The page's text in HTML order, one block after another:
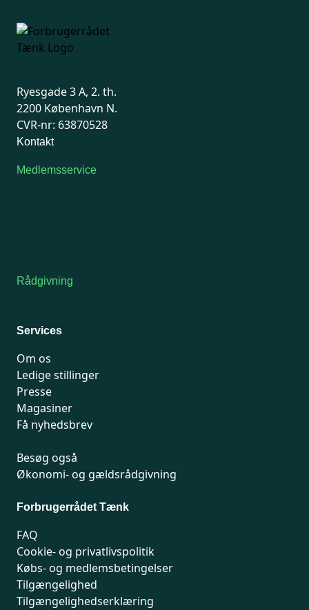
Ryesgade 3 A, 2. th.
2200 København N.
CVR-nr: 63870528
Kontakt
Medlemsservice
Rådgivning
Services
Om os
Ledige stillinger
Presse
Magasiner
Få nyhedsbrev
Besøg også
Økonomi- og gældsrådgivning
Forbrugerrådet Tænk
FAQ
Cookie- og privatlivspolitik
Købs- og medlemsbetingelser
Tilgængelighed
Tilgængelighedserklæring